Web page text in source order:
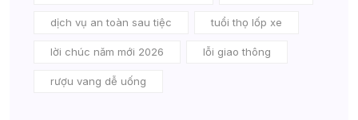
dịch vụ an toàn sau tiệc tuổi thọ lốp xe
lời chúc năm mới 2026 lỗi giao thông
rượu vang dễ uống